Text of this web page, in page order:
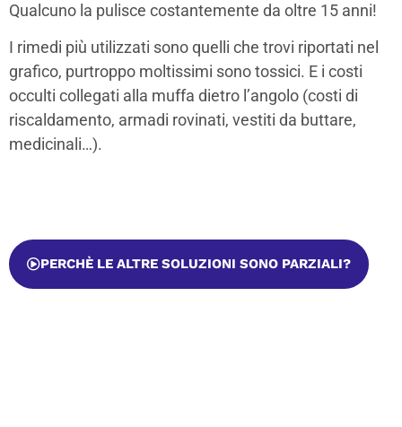
Qualcuno la pulisce costantemente da oltre 15 anni!
I rimedi più utilizzati sono quelli che trovi riportati nel
grafico, purtroppo moltissimi sono tossici. E i costi
occulti collegati alla muffa dietro l’angolo (costi di
riscaldamento, armadi rovinati, vestiti da buttare,
medicinali…).
PERCHÈ LE ALTRE SOLUZIONI SONO PARZIALI?